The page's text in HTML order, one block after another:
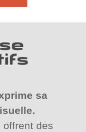
sa
offrent des